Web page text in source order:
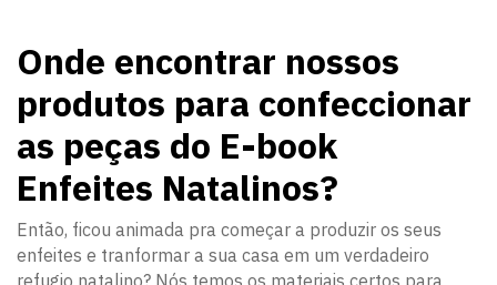
Onde encontrar nossos
produtos para confeccionar
as peças do E-book
Enfeites Natalinos?
Então, ficou animada pra começar a produzir os seus
enfeites e tranformar a sua casa em um verdadeiro
refugio natalino? Nós temos os materiais certos para